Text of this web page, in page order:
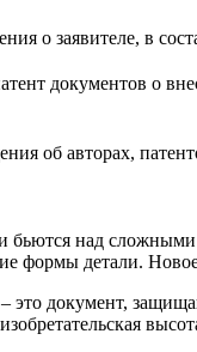
о заявителе, в
документов о
об авторах,
бьются над
формы детали.
это документ,